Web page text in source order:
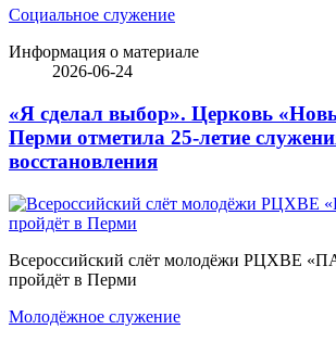
Социальное служение
Информация о материале
2026-06-24
«Я сделал выбор». Церковь
Перми отметила 25-летие
восстановления
Всероссийский слёт молодёжи РЦХВЕ
пройдёт в Перми
Молодёжное служение